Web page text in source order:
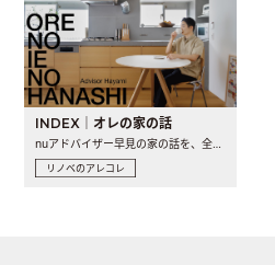
INDEX｜オレの家の話
リノベのアレコレ